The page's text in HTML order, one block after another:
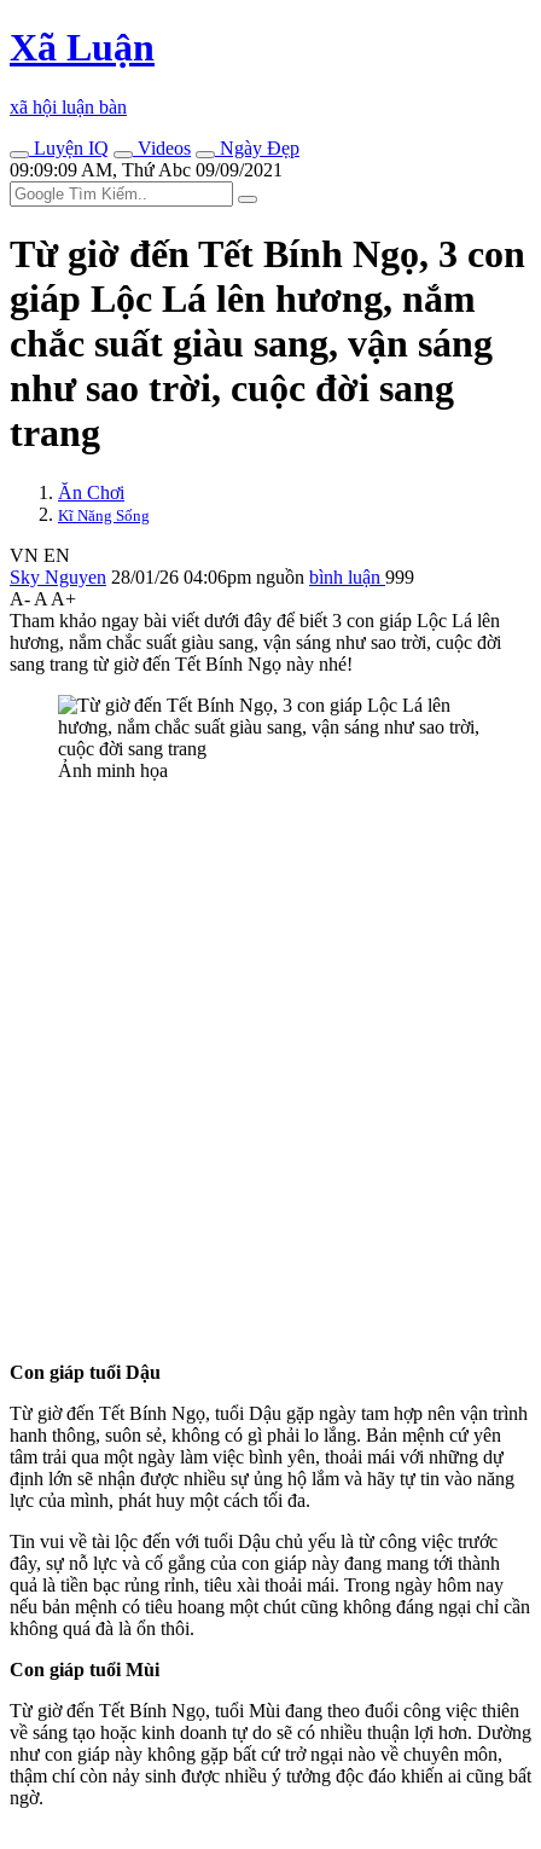
Xã Luận
xã hội luận bàn
Luyện IQ
Videos
Ngày Đẹp
09:09:09 AM, Thứ Abc 09/09/2021
Từ giờ đến Tết Bính Ngọ, 3 con
giáp Lộc Lá lên hương, nắm
chắc suất giàu sang, vận sáng
như sao trời, cuộc đời sang
trang
Ăn Chơi
Kĩ Năng Sống
VN EN
Sky Nguyen 28/01/26 04:06pm nguồn bình luận 999
A- A A+
Tham khảo ngay bài viết dưới đây để biết 3 con giáp Lộc Lá lên
hương, nắm chắc suất giàu sang, vận sáng như sao trời, cuộc đời
sang trang từ giờ đến Tết Bính Ngọ này nhé!
Ảnh minh họa
Con giáp tuổi Dậu
Từ giờ đến Tết Bính Ngọ, tuổi Dậu gặp ngày tam hợp nên vận trình
hanh thông, suôn sẻ, không có gì phải lo lắng. Bản mệnh cứ yên
tâm trải qua một ngày làm việc bình yên, thoải mái với những dự
định lớn sẽ nhận được nhiều sự ủng hộ lắm và hãy tự tin vào năng
lực của mình, phát huy một cách tối đa.
Tin vui về tài lộc đến với tuổi Dậu chủ yếu là từ công việc trước
đây, sự nỗ lực và cố gắng của con giáp này đang mang tới thành
quả là tiền bạc rủng rỉnh, tiêu xài thoải mái. Trong ngày hôm nay
nếu bản mệnh có tiêu hoang một chút cũng không đáng ngại chỉ cần
không quá đà là ổn thôi.
Con giáp tuổi Mùi
Từ giờ đến Tết Bính Ngọ, tuổi Mùi đang theo đuổi công việc thiên
về sáng tạo hoặc kinh doanh tự do sẽ có nhiều thuận lợi hơn. Dường
như con giáp này không gặp bất cứ trở ngại nào về chuyên môn,
thậm chí còn nảy sinh được nhiều ý tưởng độc đáo khiến ai cũng bất
ngờ.